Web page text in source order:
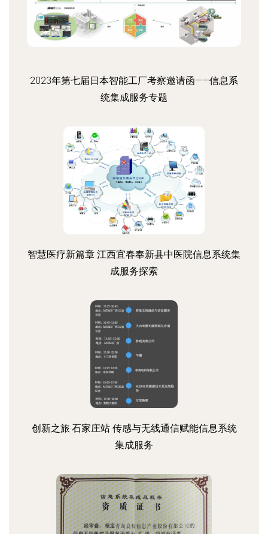
2023年第七届日本智能工厂考察邀请函——信息系
统集成服务专题
智慧医疗新篇章 江西宜春奉新县中医院信息系统集
成服务探索
创新之旅·石家庄站 传感与无线通信赋能信息系统
集成服务